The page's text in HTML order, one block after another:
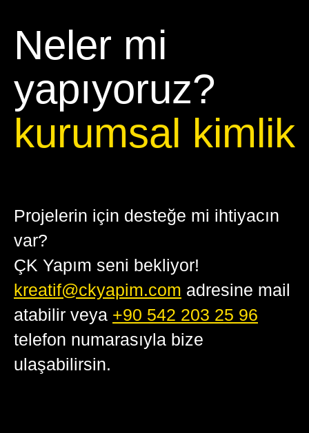
Neler mi
yapıyoruz?
kurumsal kimlik
Projelerin için desteğe mi ihtiyacın
var?
ÇK Yapım seni bekliyor!
kreatif@ckyapim.com adresine mail
atabilir veya +90 542 203 25 96
telefon numarasıyla bize
ulaşabilirsin.